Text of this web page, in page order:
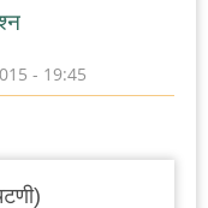
- 19:45